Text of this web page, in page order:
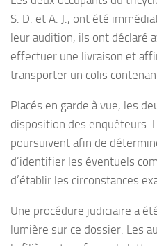
S. D. et A. J., ont été
leur audition, ils ont déclaré
effectuer une livraison et
transporter un colis
Placés en garde à vue, les
disposition des enquêteurs.
poursuivent afin de
d’identifier les éventuels
d’établir les circonstances
Une procédure judiciaire a
lumière sur ce dossier. Les